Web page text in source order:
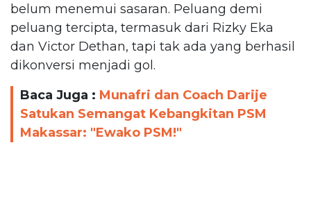
belum menemui sasaran. Peluang demi
peluang tercipta, termasuk dari Rizky Eka
dan Victor Dethan, tapi tak ada yang berhasil
dikonversi menjadi gol.
Baca Juga : Munafri dan Coach Darije
Satukan Semangat Kebangkitan PSM
Makassar: "Ewako PSM!"